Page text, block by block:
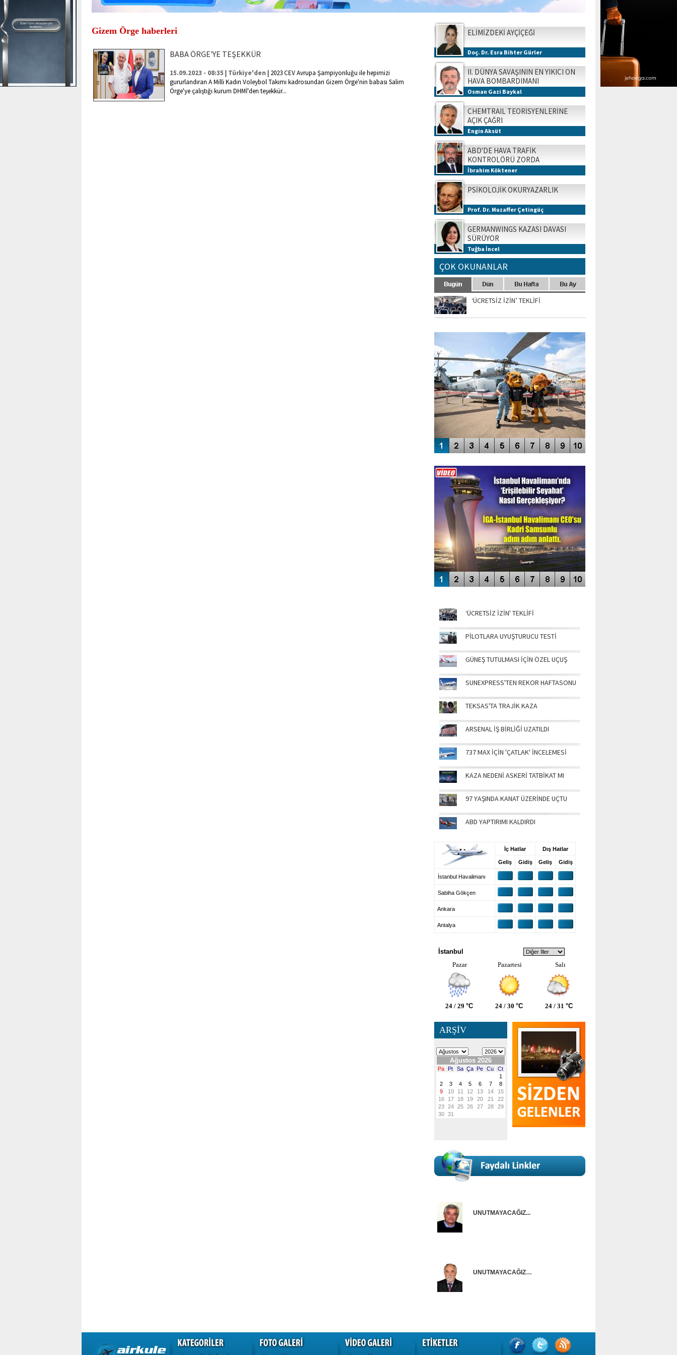
Gizem Örge haberleri
BABA ÖRGE'YE TEŞEKKÜR
15.09.2023 - 08:35 | Türkiye'den | 2023 CEV Avrupa Şampiyonluğu ile hepimizi
gururlandıran A Milli Kadın Voleybol Takımı kadrosundan Gizem Örge'nin babası Salim
Örge'ye çalıştığı kurum DHMİ'den teşekkür...
ELİMİZDEKİ AYÇİÇEĞİ
Doç. Dr. Esra Bihter Gürler
II. DÜNYA SAVAŞININ EN YIKICI ON
HAVA BOMBARDIMANI
Osman Gazi Baykal
CHEMTRAIL TEORİSYENLERİNE
AÇIK ÇAĞRI
Engin Aksüt
ABD'DE HAVA TRAFİK
KONTROLÖRÜ ZORDA
İbrahim Köktener
PSİKOLOJİK OKURYAZARLIK
Prof. Dr. Muzaffer Çetingüç
GERMANWINGS KAZASI DAVASI
SÜRÜYOR
Tuğba İncel
ÇOK OKUNANLAR
‘ÜCRETSİZ İZİN’ TEKLİFİ
SİNGAPUR AIRSHOW-2020
ENGELLERİN AŞILDIĞI HAVALİMANI
‘ÜCRETSİZ İZİN' TEKLİFİ
PİLOTLARA UYUŞTURUCU TESTİ
GÜNEŞ TUTULMASI İÇİN ÖZEL UÇUŞ
SUNEXPRESS'TEN REKOR HAFTASONU
TEKSAS'TA TRAJİK KAZA
ARSENAL İŞ BİRLİĞİ UZATILDI
737 MAX İÇİN 'ÇATLAK' İNCELEMESİ
KAZA NEDENİ ASKERİ TATBİKAT MI
97 YAŞINDA KANAT ÜZERİNDE UÇTU
ABD YAPTIRIMI KALDIRDI
İç Hatlar Dış Hatlar
Geliş Gidiş Geliş Gidiş
İstanbul Havalimanı
Sabiha Gökçen
Ankara
Antalya
İstanbul
Pazar
Pazartesi Salı
24 / 29 °C 24 / 30 °C 24 / 31 °C
ARŞİV
UNUTMAYACAĞIZ...
UNUTMAYACAĞIZ…